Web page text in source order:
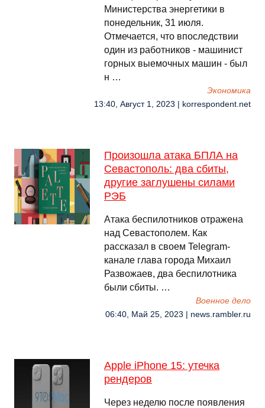
Министерства энергетики в
понедельник, 31 июля.
Отмечается, что впоследствии
один из работников - машинист
горных выемочных машин - был
н …
Экономика
13:40, Август 1, 2023 | korrespondent.net
Произошла атака БПЛА на
Севастополь: два сбиты,
другие заглушены силами
РЭБ
Атака беспилотников отражена
над Севастополем. Как
рассказал в своем Telegram-
канале глава города Михаил
Развожаев, два беспилотника
были сбиты. …
Военное дело
06:40, Май 25, 2023 | news.rambler.ru
Apple iPhone 15: утечка
рендеров
Через неделю после появления